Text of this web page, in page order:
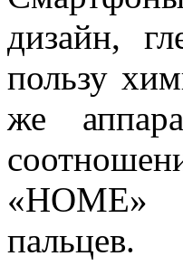
дизайн,
пользу
же
«HOME»
пальцев.